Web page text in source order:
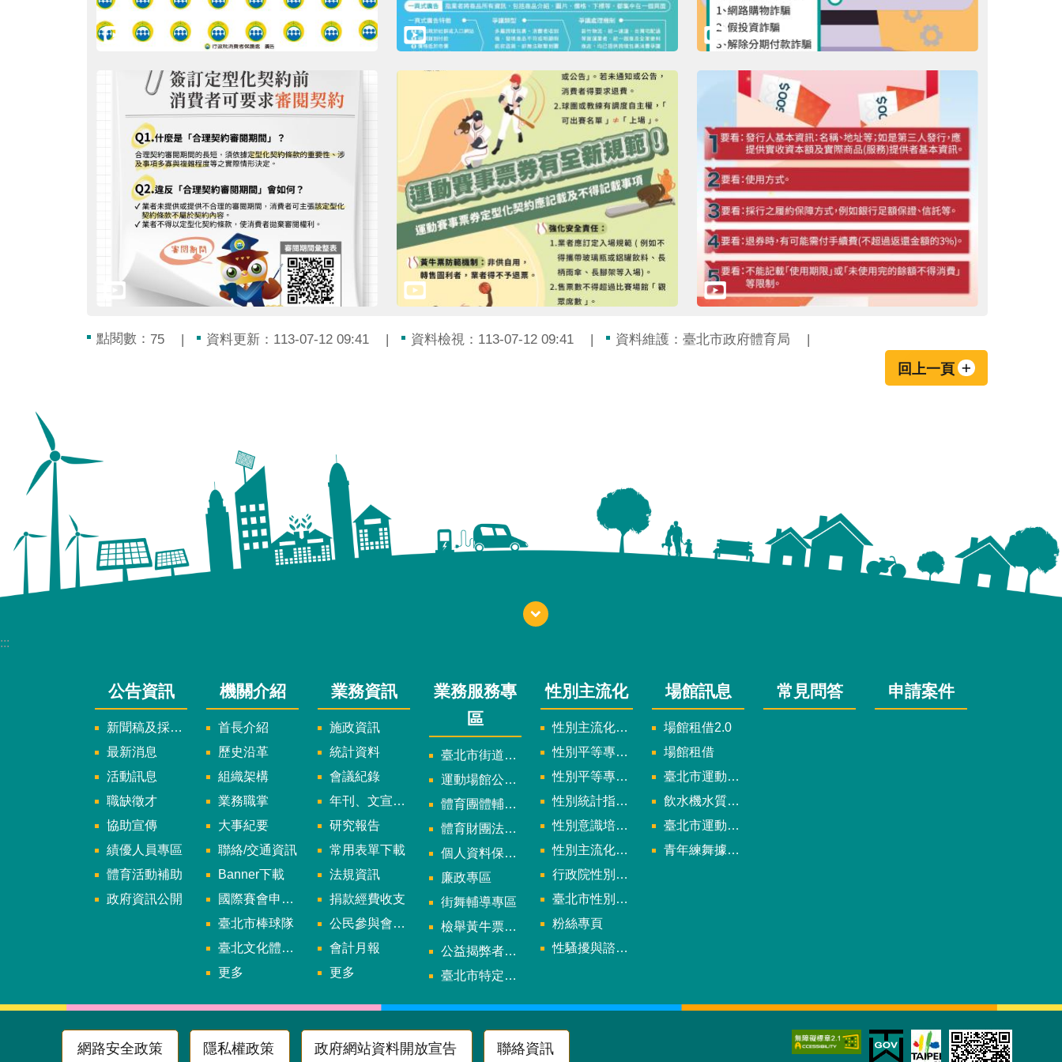
點閱數： 75 資料更新：113-07-12 09:41 資料檢視：113-07-12 09:41 資料維護：臺北市政府體育局
回上一頁
:::
公告資訊
新聞稿及採訪通知
最新消息
活動訊息
職缺徵才
協助宣傳
績優人員專區
體育活動補助
政府資訊公開
機關介紹
首長介紹
歷史沿革
組織架構
業務職掌
大事紀要
聯絡/交通資訊
Banner下載
國際賽會申辦暨籌辦小組
臺北市棒球隊
臺北文化體育園區
更多
業務資訊
施政資訊
統計資料
會議紀錄
年刊、文宣及出版品
研究報告
常用表單下載
法規資訊
捐款經費收支
公民參與會議資訊
會計月報
更多
業務服務專
區
臺北市街道遊戲申請專區
運動場館公司設立輔導專區
體育團體輔導訪視
體育財團法人/公益信託專區
個人資料保護專區
廉政專區
街舞輔導專區
檢舉黃牛票專區
公益揭弊者保護法專區
臺北市特定族群體適能指導證照參考名單申請認可計畫
性別主流化
性別主流化實施計畫暨細部計畫
性別平等專案小組委員名單
性別平等專案小組會議紀錄
性別統計指標及項目
性別意識培力、統計分析案、影響評估案
性別主流化年度成果報告
行政院性別平等會
臺北市性別平等辦公室
粉絲專頁
性騷擾與諮詢專區
場館訊息
場館租借2.0
場館租借
臺北市運動中心
飲水機水質檢驗報告
臺北市運動中心預約系統
青年練舞據點地圖
常見問答 申請案件
網路安全政策 隱私權政策 政府網站資料開放宣告 聯絡資訊